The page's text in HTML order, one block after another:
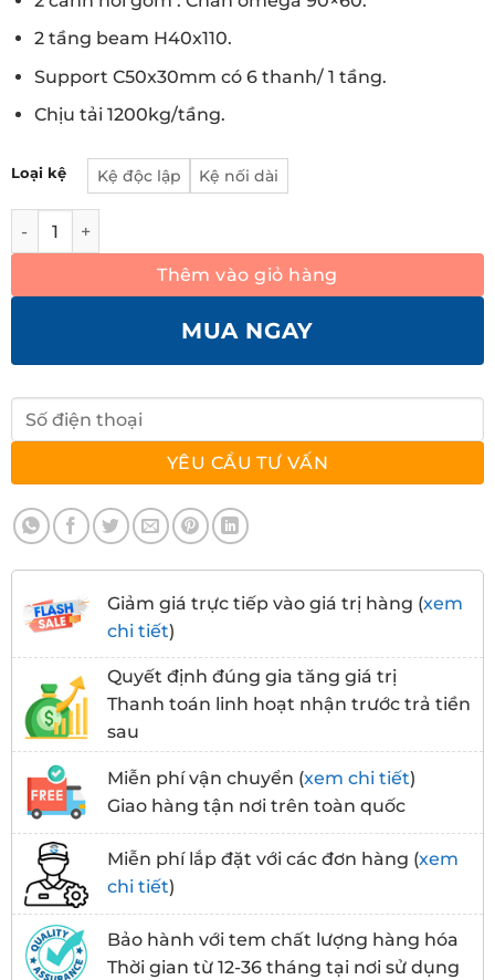
2 tầng beam H40x110.
Support C50x30mm có 6 thanh/ 1 tầng.
Chịu tải 1200kg/tầng.
Loại kệ Kệ độc lập Kệ nối dài
Kệ hạng nặng 2 tầng cao 4000mm số lượng
Thêm vào giỏ hàng
MUA NGAY
Giảm giá trực tiếp vào giá trị hàng (xem
chi tiết)
Quyết định đúng gia tăng giá trị
Thanh toán linh hoạt nhận trước trả tiền
sau
Miễn phí vận chuyển (xem chi tiết)
Giao hàng tận nơi trên toàn quốc
Miễn phí lắp đặt với các đơn hàng (xem
chi tiết)
Bảo hành với tem chất lượng hàng hóa
Thời gian từ 12-36 tháng tại nơi sử dụng